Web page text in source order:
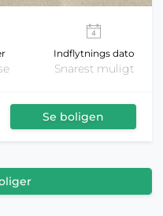
Indflytnings dato
Snarest muligt
Se boligen